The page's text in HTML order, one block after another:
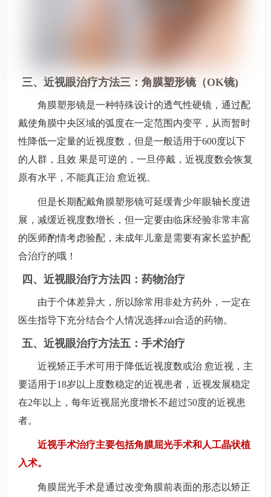
三、近视眼治疗方法三：角膜塑形镜（OK镜)
角膜塑形镜是一种特殊设计的透气性硬镜，通过配
戴使角膜中央区域的弧度在一定范围内变平，从而暂时
性降低一定量的近视度数，但是一般适用于600度以下
的人群，且效 果是可逆的，一旦停戴，近视度数会恢复
原有水平，不能真正治 愈近视。
但是长期配戴角膜塑形镜可延缓青少年眼轴长度进
展，减缓近视度数增长，但一定要由临床经验非常丰富
的医师酌情考虑验配，未成年儿童是需要有家长监护配
合治疗的哦！
四、近视眼治疗方法四：药物治疗
由于个体差异大，所以除常用非处方药外，一定在
医生指导下充分结合个人情况选择zui合适的药物。
五、近视眼治疗方法五：手术治疗
近视矫正手术可用于降低近视度数或治 愈近视，主
要适用于18岁以上度数稳定的近视患者，近视发展稳定
在2年以上，每年近视屈光度增长不超过50度的近视患
者。
近视手术治疗主要包括角膜屈光手术和人工晶状植
入术。
角膜屈光手术是通过改变角膜前表面的形态以矫正